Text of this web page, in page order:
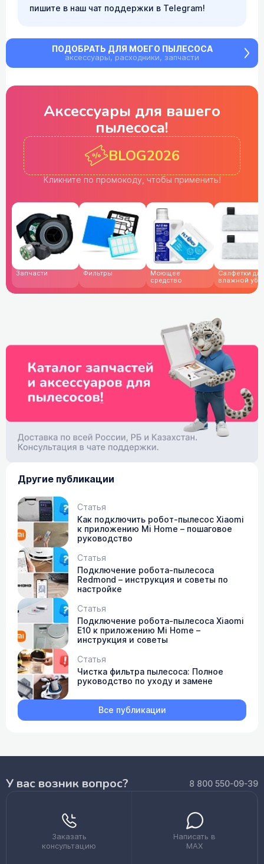
пишите в наш чат поддержки в Telegram!
ПОДОБРАТЬ ДЛЯ МОЕГО ПЫЛЕСОСА
аксессуары, расходники, запчасти
Запчасти Фильтры Моющее
средство
Cалфетки для
влажной
Аксессуары для вашего
пылесоса!
Кликните по промокоду, чтобы применить!
BLOG2026
Другие публикации
Статья
Как подключить робот-пылесос Xiaomi
к приложению Mi Home – пошаговое
руководство
Статья
Подключение робота-пылесоса
Redmond – инструкция и советы по
настройке
Статья
Подключение робота-пылесоса Xiaomi
E10 к приложению Mi Home –
инструкция и советы
Статья
Чистка фильтра пылесоса: Полное
руководство по уходу и замене
Все публикации
У вас возник вопрос? 8 800 550-09-39
Заказать
консультацию
Написать в
MAX